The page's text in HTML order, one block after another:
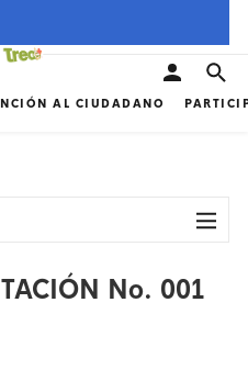
AL CIUDADANO
No. 001